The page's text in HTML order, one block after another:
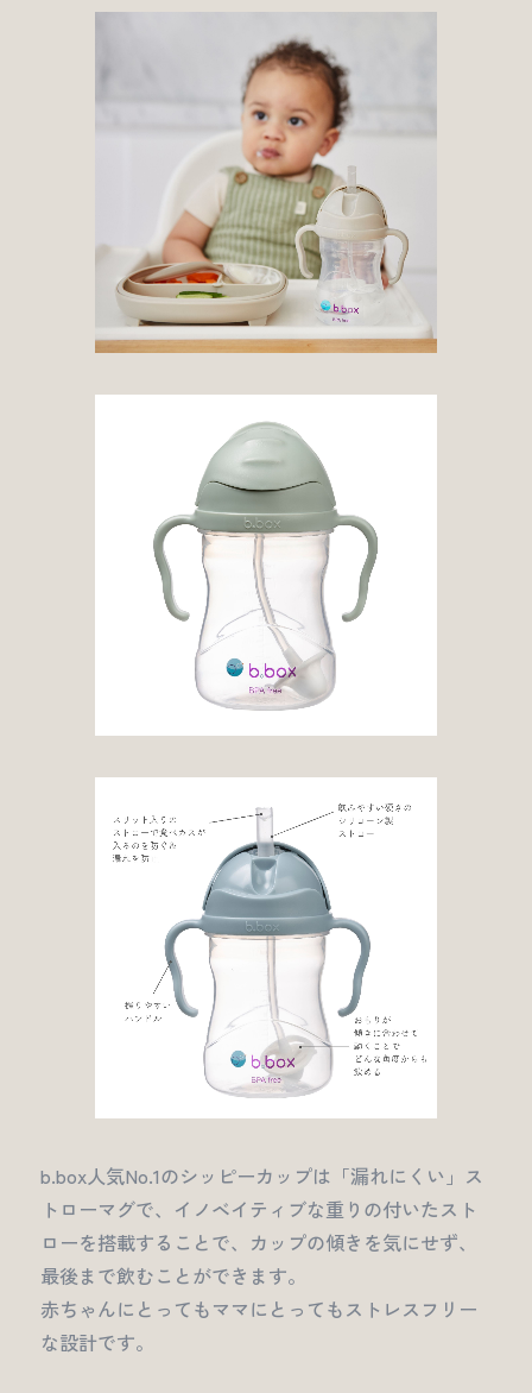
b.box人気No.1のシッピーカップは「漏れにくい」ス
トローマグで、イノベイティブな重りの付いたスト
ローを搭載することで、カップの傾きを気にせず、
最後まで飲むことができます。
赤ちゃんにとってもママにとってもストレスフリー
な設計です。